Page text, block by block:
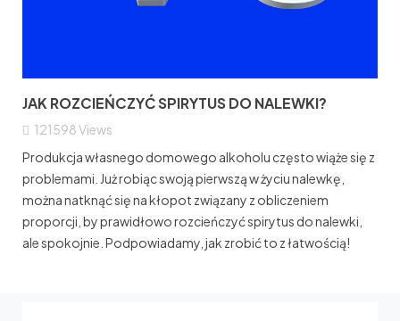
JAK ROZCIEŃCZYĆ SPIRYTUS DO NALEWKI?
121598Views
Produkcja własnego domowego alkoholu często wiąże się z
problemami. Już robiąc swoją pierwszą w życiu nalewkę,
można natknąć się na kłopot związany z obliczeniem
proporcji, by prawidłowo rozcieńczyć spirytus do nalewki,
ale spokojnie. Podpowiadamy, jak zrobić to z łatwością!